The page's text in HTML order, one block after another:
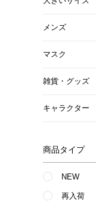
メンズ
マスク
雑貨・グッズ
キャラクター
商品タイプ
NEW
再入荷